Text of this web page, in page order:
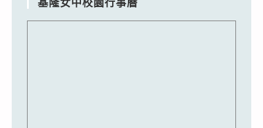
基隆女中校園行事曆